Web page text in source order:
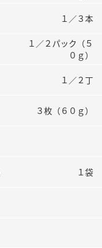
１／３本
１／２パック（５
０ｇ）
１／２丁
３枚（６０ｇ）
１袋